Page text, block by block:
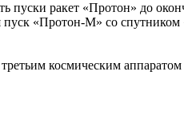
пуски ракет «Протон» до
«Протон-М» со
космическим аппаратом